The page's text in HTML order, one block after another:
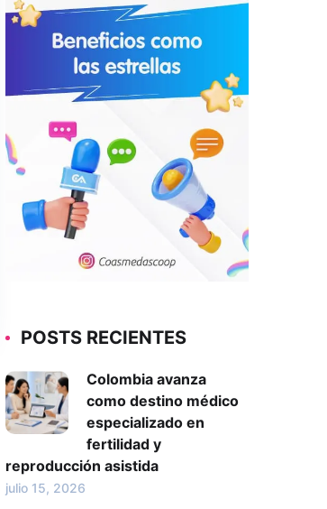
POSTS RECIENTES
Colombia avanza
como destino médico
especializado en
fertilidad y
reproducción asistida
julio 15, 2026